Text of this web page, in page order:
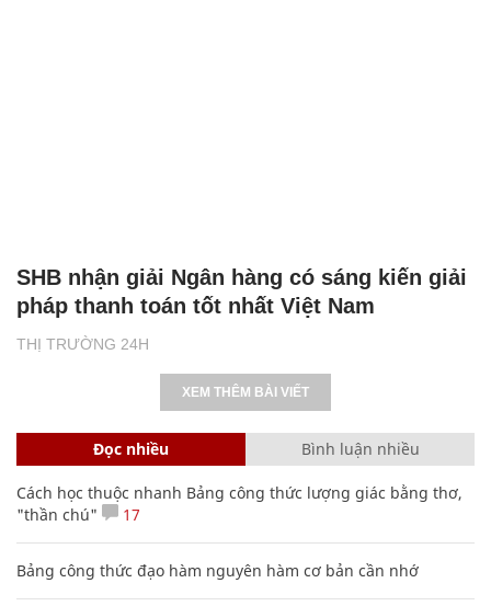
THỊ TRƯỜNG 24H
SHB nhận giải Ngân hàng có sáng kiến giải
pháp thanh toán tốt nhất Việt Nam
XEM THÊM BÀI VIẾT
Đọc nhiều Bình luận nhiều
Cách học thuộc nhanh Bảng công thức lượng giác bằng thơ,
"thần chú"
17
Bảng công thức đạo hàm nguyên hàm cơ bản cần nhớ